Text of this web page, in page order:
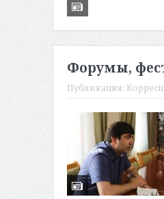
Форумы,
Публикация: